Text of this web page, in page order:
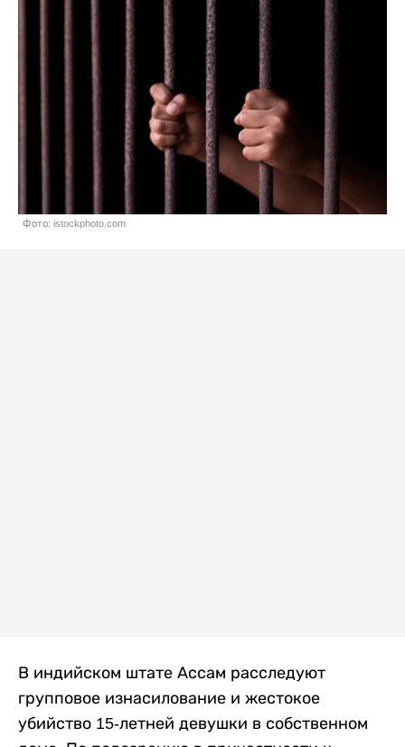
Фото: istockphoto.com
В индийском штате Ассам расследуют
групповое изнасилование и жестокое
убийство 15-летней девушки в собственном